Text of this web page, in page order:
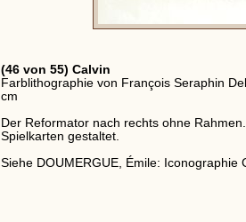
(46 von 55) Calvin
Farblithographie von François Seraphin
cm
Der Reformator nach rechts ohne
Spielkarten gestaltet.
Siehe DOUMERGUE, Émile: Iconographie